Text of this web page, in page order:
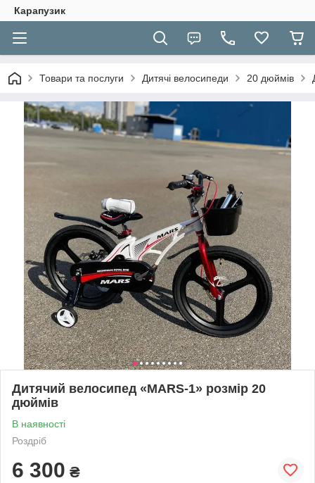
Карапузик
Товари та послуги Дитячі велосипеди 20 дюймів
Дитячий велосипед «MARS-1» розмір 20
дюймів
В наявності
Роздріб
6 300 ₴